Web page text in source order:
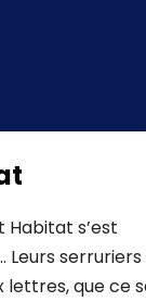
s’est
Leurs serruriers
lettres, que ce